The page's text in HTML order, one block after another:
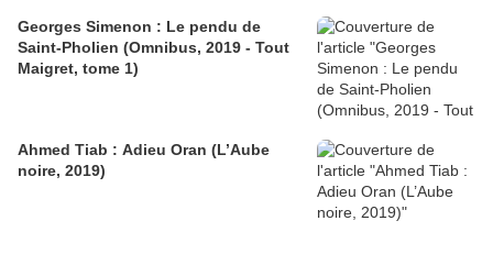
Georges Simenon : Le pendu de
Saint-Pholien (Omnibus, 2019 - Tout
Maigret, tome 1)
Ahmed Tiab : Adieu Oran (L’Aube
noire, 2019)